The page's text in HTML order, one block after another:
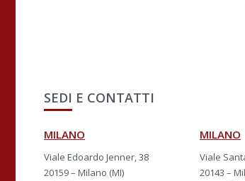
SEDI E CONTATTI
MILANO
Viale Edoardo Jenner, 38
20159 – Milano (MI)
MILANO
Viale
20143 –